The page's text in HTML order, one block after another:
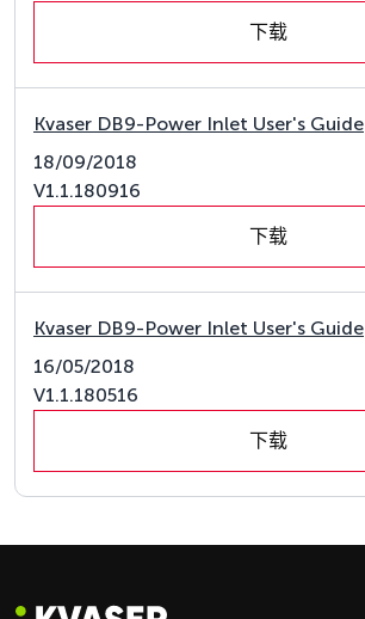
下载
Kvaser DB9-Power Inlet User's Guide
18/09/2018
V1.1.180916
下载
Kvaser DB9-Power Inlet User's Guide
16/05/2018
V1.1.180516
下载